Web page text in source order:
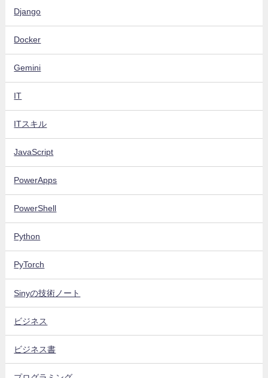
Django
Docker
Gemini
IT
ITスキル
JavaScript
PowerApps
PowerShell
Python
PyTorch
Sinyの技術ノート
ビジネス
ビジネス書